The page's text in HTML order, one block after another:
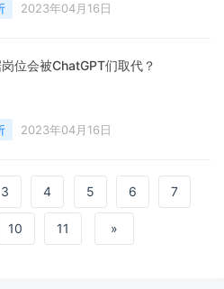
2023年04月16日
位会被ChatGPT们取代？
2023年04月16日
3 4 5 6 7
10 11 »